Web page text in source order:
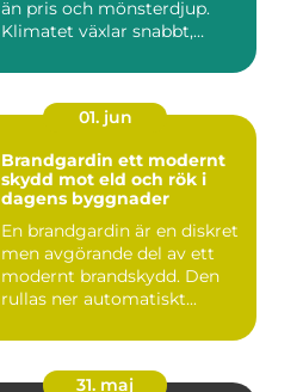
än pris och mönsterdjup.
Klimatet växlar snabbt,
01. jun
Brandgardin ett modernt
skydd mot eld och rök i
dagens byggnader
En brandgardin är en diskret
men avgörande del av ett
modernt brandskydd. Den
rullas ner automatiskt...
31. maj